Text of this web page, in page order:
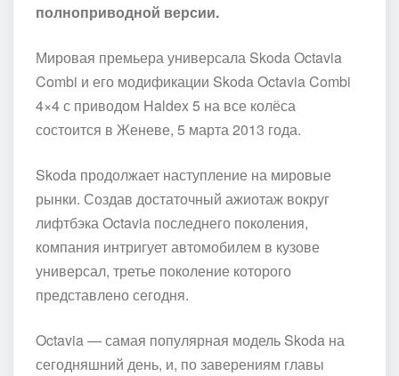
полноприводной версии.
Мировая премьера универсала Skoda Octavia
Combi и его модификации Skoda Octavia Combi
4×4 с приводом Haldex 5 на все колёса
состоится в Женеве, 5 марта 2013 года.
Skoda продолжает наступление на мировые
рынки. Создав достаточный ажиотаж вокруг
лифтбэка Octavia последнего поколения,
компания интригует автомобилем в кузове
универсал, третье поколение которого
представлено сегодня.
Octavia — самая популярная модель Skoda на
сегодняшний день, и, по заверениям главы